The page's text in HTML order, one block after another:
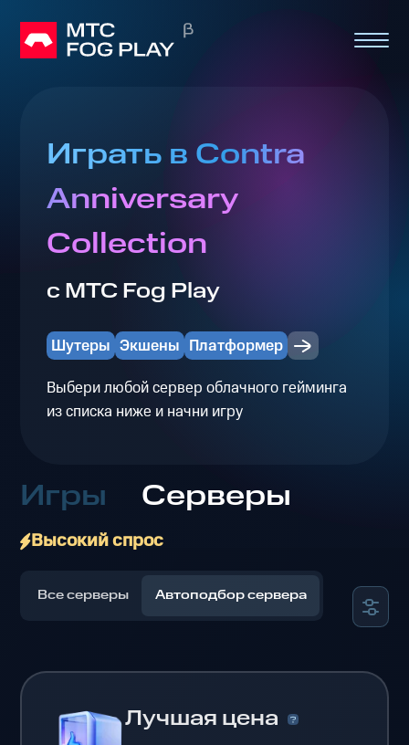
Играть в Contra
Anniversary
Collection
с МТС Fog Play
Шутеры Экшены Платформер
Выбери любой сервер облачного гейминга
из списка ниже и начни игру
Игры Серверы
Высокий спрос
Все серверы Автоподбор сервера
Лучшая цена